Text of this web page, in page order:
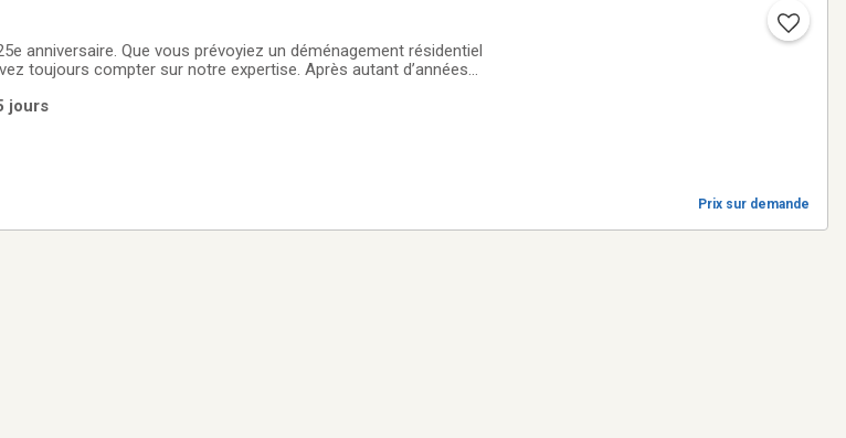
anniversaire. Que vous prévoyiez un déménagement résidentiel
toujours compter sur notre expertise. Après autant d’années
jours
Prix sur demande